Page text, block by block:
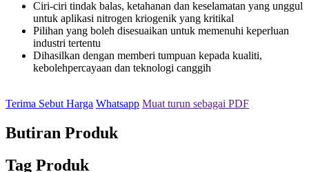
Ciri-ciri tindak balas, ketahanan dan keselamatan yang unggul
untuk aplikasi nitrogen kriogenik yang kritikal
Pilihan yang boleh disesuaikan untuk memenuhi keperluan
industri tertentu
Dihasilkan dengan memberi tumpuan kepada kualiti,
kebolehpercayaan dan teknologi canggih
Terima Sebut Harga Whatsapp Muat turun sebagai PDF
Butiran Produk
Tag Produk